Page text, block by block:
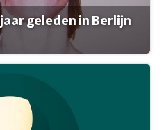
geleden in Berlijn